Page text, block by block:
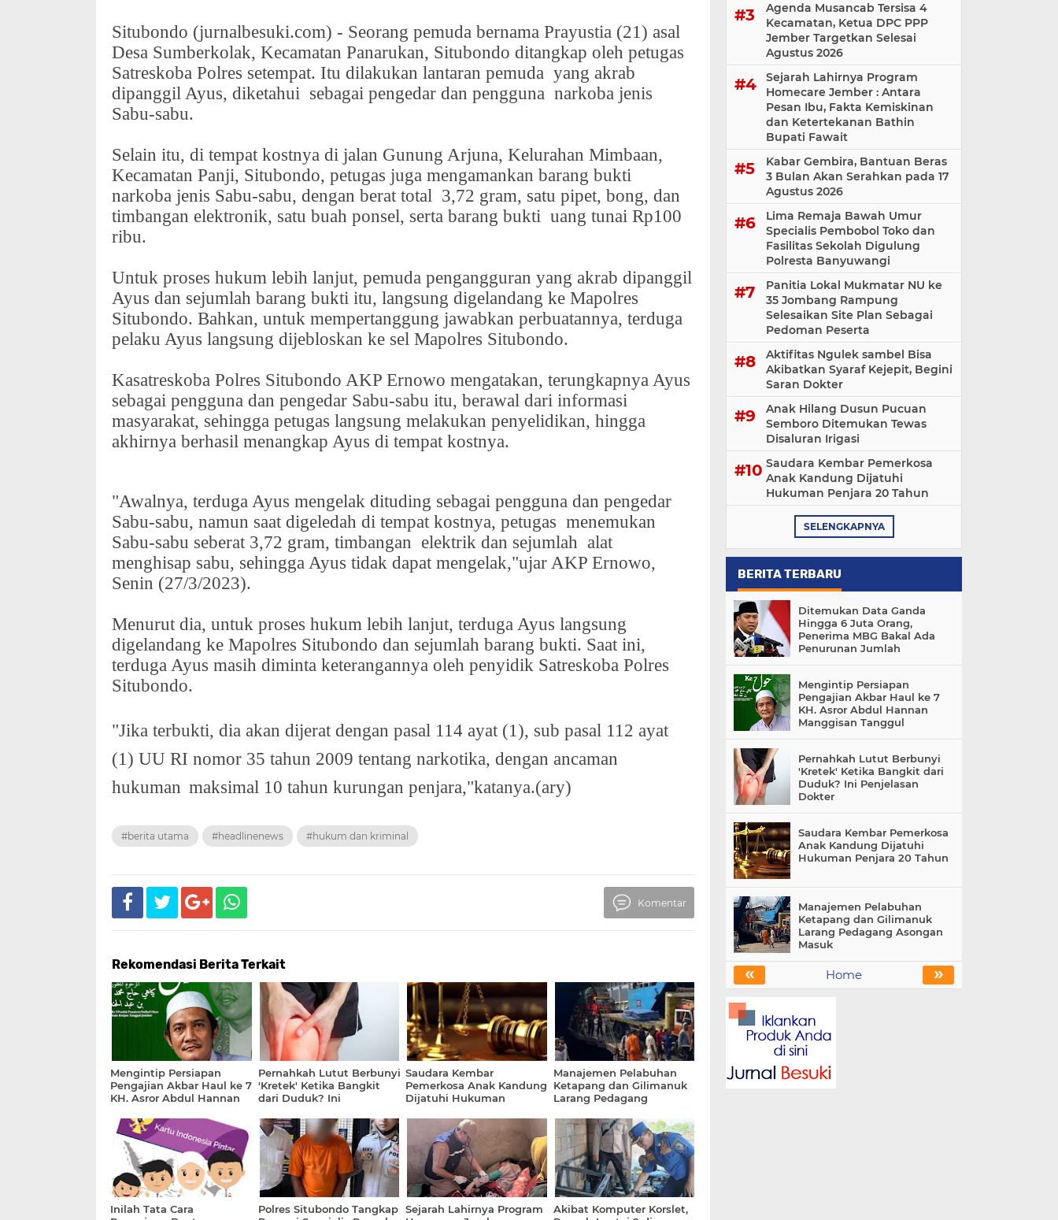
Situbondo (jurnalbesuki.com) - Seorang pemuda bernama Prayustia (21) asal
Desa Sumberkolak, Kecamatan Panarukan, Situbondo ditangkap oleh petugas
Satreskoba Polres setempat. Itu dilakukan lantaran pemuda yang akrab
dipanggil Ayus, diketahui sebagai pengedar dan pengguna narkoba jenis
Sabu-sabu.
Selain itu, di tempat kostnya di jalan Gunung Arjuna, Kelurahan Mimbaan,
Kecamatan Panji, Situbondo, petugas juga mengamankan barang bukti
narkoba jenis Sabu-sabu, dengan berat total 3,72 gram, satu pipet, bong, dan
timbangan elektronik, satu buah ponsel, serta barang bukti uang tunai Rp100
ribu.
Untuk proses hukum lebih lanjut, pemuda pengangguran yang akrab dipanggil
Ayus dan sejumlah barang bukti itu, langsung digelandang ke Mapolres
Situbondo. Bahkan, untuk mempertanggung jawabkan perbuatannya, terduga
pelaku Ayus langsung dijebloskan ke sel Mapolres Situbondo.
Kasatreskoba Polres Situbondo AKP Ernowo mengatakan, terungkapnya Ayus
sebagai pengguna dan pengedar Sabu-sabu itu, berawal dari informasi
masyarakat, sehingga petugas langsung melakukan penyelidikan, hingga
akhirnya berhasil menangkap Ayus di tempat kostnya.
"Awalnya, terduga Ayus mengelak dituding sebagai pengguna dan pengedar
Sabu-sabu, namun saat digeledah di tempat kostnya, petugas menemukan
Sabu-sabu seberat 3,72 gram, timbangan elektrik dan sejumlah alat
menghisap sabu, sehingga Ayus tidak dapat mengelak,"ujar AKP Ernowo,
Senin (27/3/2023).
Menurut dia, untuk proses hukum lebih lanjut, terduga Ayus langsung
digelandang ke Mapolres Situbondo dan sejumlah barang bukti. Saat ini,
terduga Ayus masih diminta keterangannya oleh penyidik Satreskoba Polres
Situbondo.
"Jika terbukti, dia akan dijerat dengan pasal 114 ayat (1), sub pasal 112 ayat
(1) UU RI nomor 35 tahun 2009 tentang narkotika, dengan ancaman
hukuman maksimal 10 tahun kurungan penjara,"katanya.(ary)
#berita utama #headlinenews #hukum dan kriminal
Komentar
Rekomendasi Berita Terkait
Mengintip Persiapan
Pengajian Akbar Haul ke 7
KH. Asror Abdul Hannan
Pernahkah Lutut Berbunyi
'Kretek' Ketika Bangkit
dari Duduk? Ini
Saudara Kembar
Pemerkosa Anak Kandung
Dijatuhi Hukuman
Manajemen Pelabuhan
Ketapang dan Gilimanuk
Larang Pedagang
Inilah Tata Cara
Polres Situbondo Tangkap Sejarah Lahirnya Program
Akibat Komputer Korslet,
Agenda Musancab Tersisa 4
Kecamatan, Ketua DPC PPP
Jember Targetkan Selesai
Agustus 2026
Sejarah Lahirnya Program
Homecare Jember : Antara
Pesan Ibu, Fakta Kemiskinan
dan Ketertekanan Bathin
Bupati Fawait
Kabar Gembira, Bantuan Beras
3 Bulan Akan Serahkan pada 17
Agustus 2026
Lima Remaja Bawah Umur
Specialis Pembobol Toko dan
Fasilitas Sekolah Digulung
Polresta Banyuwangi
Panitia Lokal Mukmatar NU ke
35 Jombang Rampung
Selesaikan Site Plan Sebagai
Pedoman Peserta
Aktifitas Ngulek sambel Bisa
Akibatkan Syaraf Kejepit, Begini
Saran Dokter
Anak Hilang Dusun Pucuan
Semboro Ditemukan Tewas
Disaluran Irigasi
Saudara Kembar Pemerkosa
Anak Kandung Dijatuhi
Hukuman Penjara 20 Tahun
SELENGKAPNYA
BERITA TERBARU
Ditemukan Data Ganda
Hingga 6 Juta Orang,
Penerima MBG Bakal Ada
Penurunan Jumlah
Mengintip Persiapan
Pengajian Akbar Haul ke 7
KH. Asror Abdul Hannan
Manggisan Tanggul
Pernahkah Lutut Berbunyi
'Kretek' Ketika Bangkit dari
Duduk? Ini Penjelasan
Dokter
Saudara Kembar Pemerkosa
Anak Kandung Dijatuhi
Hukuman Penjara 20 Tahun
Manajemen Pelabuhan
Ketapang dan Gilimanuk
Larang Pedagang Asongan
Masuk
« »
Home